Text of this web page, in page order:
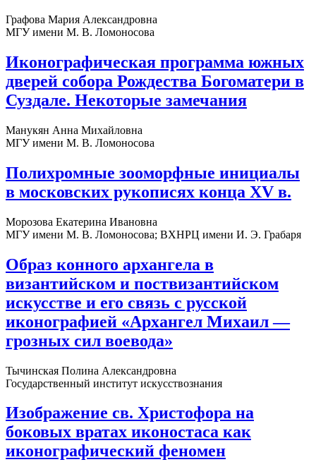
Графова Мария Александровна
МГУ имени М. В. Ломоносова
Иконографическая программа южных
дверей собора Рождества Богоматери в
Суздале. Некоторые замечания
Манукян Анна Михайловна
МГУ имени М. В. Ломоносова
Полихромные зооморфные инициалы
в московских рукописях конца XV в.
Морозова Екатерина Ивановна
МГУ имени М. В. Ломоносова; ВХНРЦ имени И. Э. Грабаря
Образ конного архангела в
византийском и поствизантийском
искусстве и его связь с русской
иконографией «Архангел Михаил —
грозных сил воевода»
Тычинская Полина Александровна
Государственный институт искусствознания
Изображение св. Христофора на
боковых вратах иконостаса как
иконографический феномен